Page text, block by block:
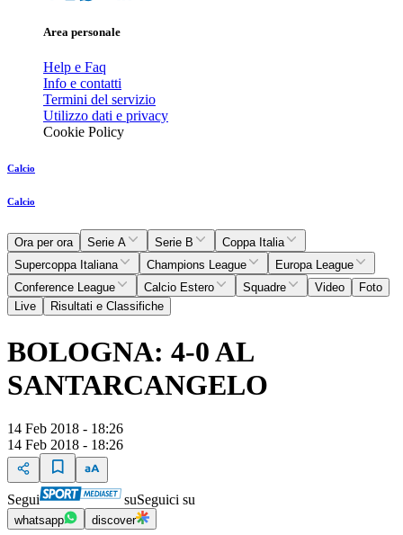
Area personale
Help e Faq
Info e contatti
Termini del servizio
Utilizzo dati e privacy
Cookie Policy
Calcio
Calcio
Ora per ora Serie A Serie B
Coppa Italia
Supercoppa Italiana
Champions League
Europa League
Conference League
Calcio Estero Squadre Video
Foto
Live
Risultati e Classifiche
BOLOGNA: 4-0 AL
SANTARCANGELO
14 Feb 2018 - 18:26
14 Feb 2018 - 18:26
Segui suSeguici su
whatsapp discover